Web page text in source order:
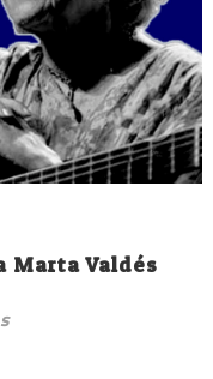
Marta Valdés